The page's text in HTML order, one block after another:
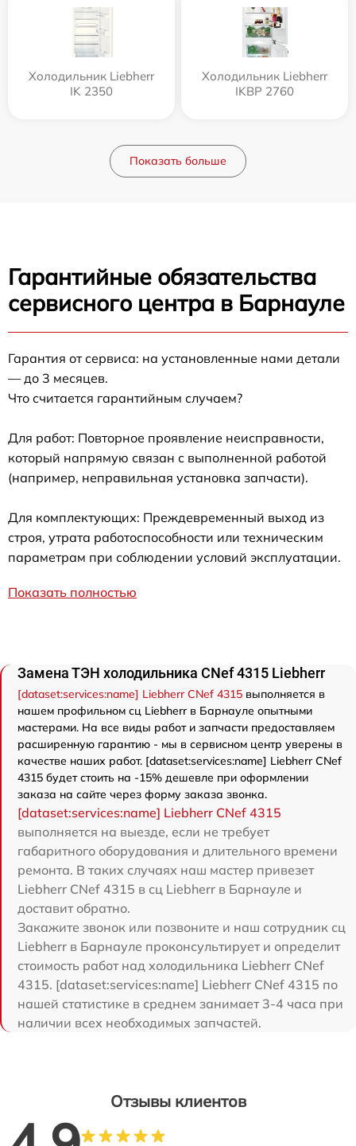
Холодильник Liebherr
IK 2350
Холодильник Liebherr
IKBP 2760
Показать больше
Гарантийные обязательства
сервисного центра в Барнауле
Гарантия от сервиса: на установленные нами детали
— до 3 месяцев.
Что считается гарантийным случаем?
Для работ: Повторное проявление неисправности,
который напрямую связан с выполненной работой
(например, неправильная установка запчасти).
Для комплектующих: Преждевременный выход из
строя, утрата работоспособности или техническим
параметрам при соблюдении условий эксплуатации.
Показать полностью
Замена ТЭН холодильника CNef 4315 Liebherr
[dataset:services:name] Liebherr CNef 4315 выполняется в
нашем профильном сц Liebherr в Барнауле опытными
мастерами. На все виды работ и запчасти предоставляем
расширенную гарантию - мы в сервисном центр уверены в
качестве наших работ. [dataset:services:name] Liebherr CNef
4315 будет стоить на -15% дешевле при оформлении
заказа на сайте через форму заказа звонка.
[dataset:services:name] Liebherr CNef 4315
выполняется на выезде, если не требует
габаритного оборудования и длительного времени
ремонта. В таких случаях наш мастер привезет
Liebherr CNef 4315 в сц Liebherr в Барнауле и
доставит обратно.
Закажите звонок или позвоните и наш сотрудник сц
Liebherr в Барнауле проконсультирует и определит
стоимость работ над холодильника Liebherr CNef
4315. [dataset:services:name] Liebherr CNef 4315 по
нашей статистике в среднем занимает 3-4 часа при
наличии всех необходимых запчастей.
Отзывы клиентов